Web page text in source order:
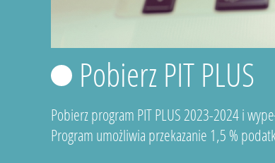
Pobierz PIT PLUS
Pobierz program PIT PLUS 2023-2024 i
Program umożliwia przekazanie 1,5 %